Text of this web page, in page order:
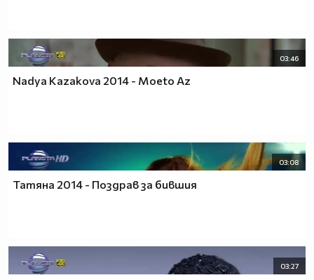
03:46
Nadya Kazakova 2014 - Moeto Az
03:08
Татяна 2014 - Поздрав за бившия
03:27